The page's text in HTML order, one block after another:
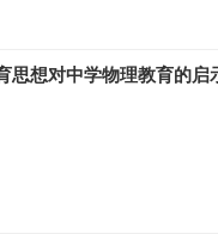
思想对中学物理教育的启